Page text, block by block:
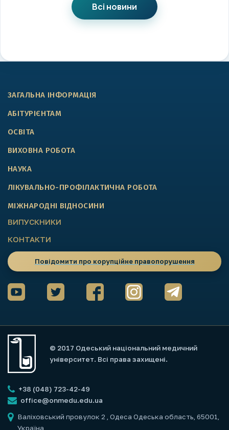
Всі новини
ЗАГАЛЬНА ІНФОРМАЦІЯ
АБІТУРІЄНТАМ
ОСВІТА
ВИХОВНА РОБОТА
НАУКА
ЛІКУВАЛЬНО-ПРОФІЛАКТИЧНА РОБОТА
МІЖНАРОДНІ ВІДНОСИНИ
ВИПУСКНИКИ
КОНТАКТИ
Повідомити про корупційне правопорушення
© 2017 Одеський національний медичний
університет. Всі права захищені.
+38 (048) 723-42-49
office@onmedu.edu.ua
Валіховський провулок 2
, Одеса Одеська область, 65001,
Україна